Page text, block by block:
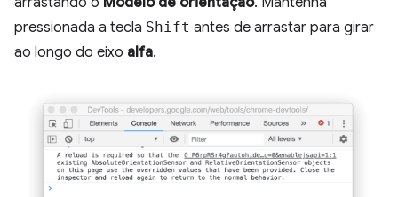
pressionada a tecla Shift antes de arrastar para girar
ao longo do eixo alfa.